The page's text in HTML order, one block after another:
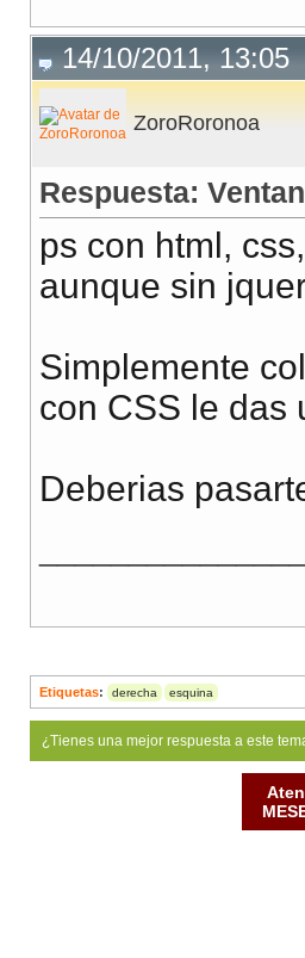
14/10/2011, 13:05
ZoroRoronoa
Respuesta:
ps con html,
aunque sin
Simplemente
con CSS le das
Deberias
Etiquetas: derecha esquina
¿Tienes una mejor respuesta a este